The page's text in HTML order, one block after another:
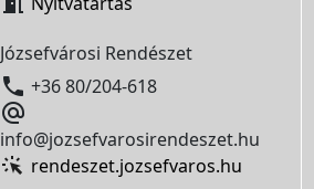
Józsefvárosi Rendészet
 +36 80/204-618

info@jozsefvarosirendeszet.hu
rendeszet.jozsefvaros.hu